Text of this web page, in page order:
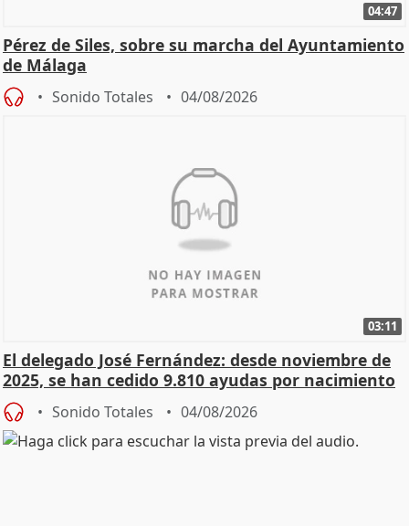
04:47
Pérez de Siles, sobre su marcha del Ayuntamiento
de Málaga
Sonido Totales 04/08/2026
03:11
El delegado José Fernández: desde noviembre de
2025, se han cedido 9.810 ayudas por nacimiento
Sonido Totales 04/08/2026